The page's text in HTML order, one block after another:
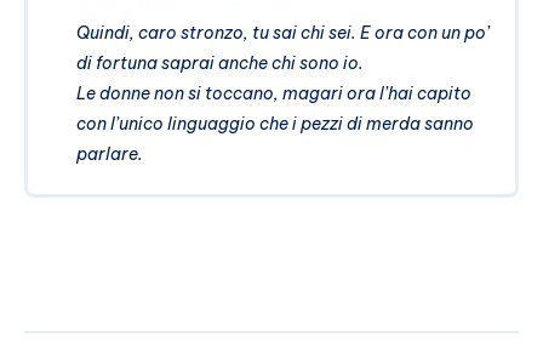
Quindi, caro stronzo, tu sai chi sei. E ora con un po’
di fortuna saprai anche chi sono io.
Le donne non si toccano, magari ora l’hai capito
con l’unico linguaggio che i pezzi di merda sanno
parlare.